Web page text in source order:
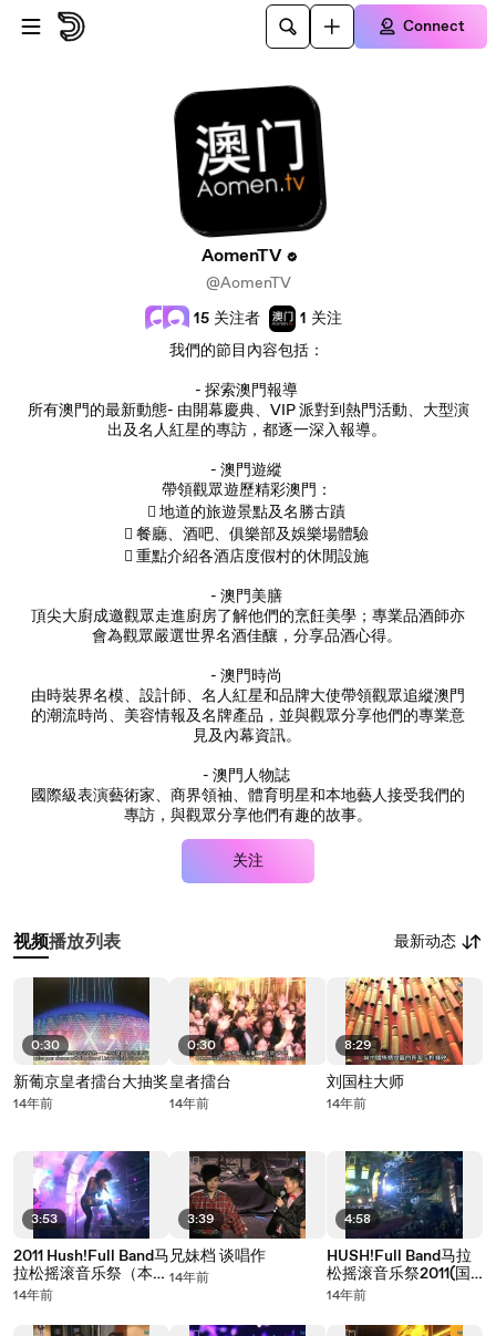
Skip to main content
Connect
AomenTV
@AomenTV
15 关注者 1 关注
我們的節目內容包括：
- 探索澳門報導
所有澳門的最新動態- 由開幕慶典、VIP 派對到熱門活動、大型演
出及名人紅星的專訪，都逐一深入報導。
- 澳門遊縱
帶領觀眾遊歷精彩澳門：
 地道的旅遊景點及名勝古蹟
 餐廳、酒吧、俱樂部及娛樂場體驗
 重點介紹各酒店度假村的休閒設施
- 澳門美膳
頂尖大廚成邀觀眾走進廚房了解他們的烹飪美學；專業品酒師亦
會為觀眾嚴選世界名酒佳釀，分享品酒心得。
- 澳門時尚
由時裝界名模、設計師、名人紅星和品牌大使帶領觀眾追縱澳門
的潮流時尚、美容情報及名牌產品，並與觀眾分享他們的專業意
見及內幕資訊。
- 澳門人物誌
國際級表演藝術家、商界領袖、體育明星和本地藝人接受我們的
專訪，與觀眾分享他們有趣的故事。
关注
视频播放列表 最新动态
0:30
新葡京皇者擂台大抽奖
14年前
3:53
2011 Hush!Full Band马
拉松摇滚音乐祭（本地
姜）
14年前
0:30
皇者擂台
14年前
3:39
兄妹档 谈唱作
14年前
8:29
刘国柱大师
14年前
4:58
HUSH!Full Band马拉
松摇滚音乐祭2011(国
际乐队）
14年前